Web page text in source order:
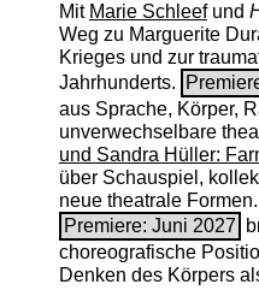
Mit Marie Schleefund
Weg zu Marguerite
Krieges und zur
Jahrhunderts.
aus Sprache, Körper,
unverwechselbare
und Sandra Hüller:
über Schauspiel,
neue theatrale Formen.
Premiere: Juni 2027
choreografische
Denken des Körpers